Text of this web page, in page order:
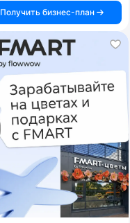
Получить бизнес-план